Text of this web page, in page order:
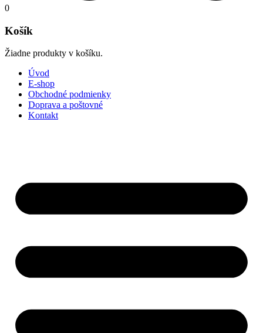
0
Košík
Žiadne produkty v košíku.
Úvod
E-shop
Obchodné podmienky
Doprava a poštovné
Kontakt